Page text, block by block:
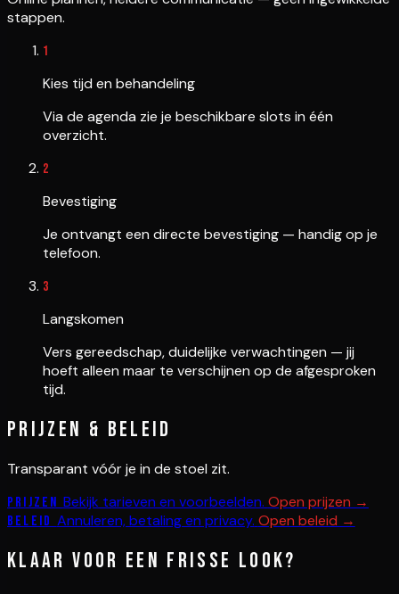
stappen.
1
Kies tijd en behandeling
Via de agenda zie je beschikbare slots in één
overzicht.
2
Bevestiging
Je ontvangt een directe bevestiging — handig op je
telefoon.
3
Langskomen
Vers gereedschap, duidelijke verwachtingen — jij
hoeft alleen maar te verschijnen op de afgesproken
tijd.
Prijzen & beleid
Transparant vóór je in de stoel zit.
Prijzen Bekijk tarieven en voorbeelden. Open prijzen →
Beleid Annuleren, betaling en privacy. Open beleid →
Klaar voor een frisse look?